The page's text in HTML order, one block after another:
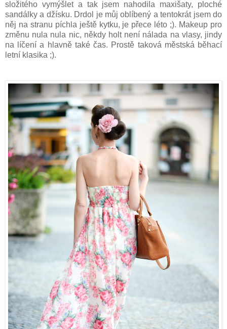
složitého vymýšlet a tak jsem nahodila maxišaty, ploché
sandálky a džísku. Drdol je můj oblíbený a tentokrát jsem do
něj na stranu píchla ještě kytku, je přece léto ;). Makeup pro
změnu nula nula nic, někdy holt není nálada na vlasy, jindy
na líčení a hlavně také čas. Prostě taková městská běhací
letní klasika ;).